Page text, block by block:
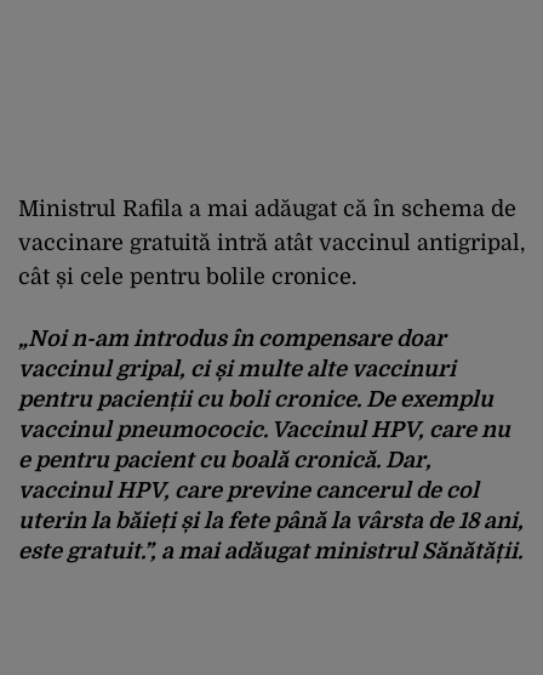
Ministrul Rafila a mai adăugat că în schema de
vaccinare gratuită intră atât vaccinul antigripal,
cât și cele pentru bolile cronice.
„Noi n-am introdus în compensare doar
vaccinul gripal, ci și multe alte vaccinuri
pentru pacienții cu boli cronice. De exemplu
vaccinul pneumococic. Vaccinul HPV, care nu
e pentru pacient cu boală cronică. Dar,
vaccinul HPV, care previne cancerul de col
uterin la băieți și la fete până la vârsta de 18 ani,
este gratuit.”, a mai adăugat ministrul Sănătății.